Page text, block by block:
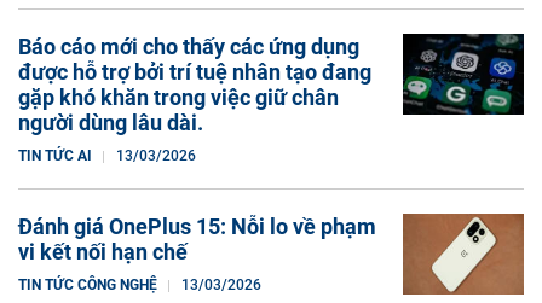
Báo cáo mới cho thấy các ứng dụng
được hỗ trợ bởi trí tuệ nhân tạo đang
gặp khó khăn trong việc giữ chân
người dùng lâu dài.
TIN TỨC AI 13/03/2026
Đánh giá OnePlus 15: Nỗi lo về phạm
vi kết nối hạn chế
TIN TỨC CÔNG NGHỆ 13/03/2026